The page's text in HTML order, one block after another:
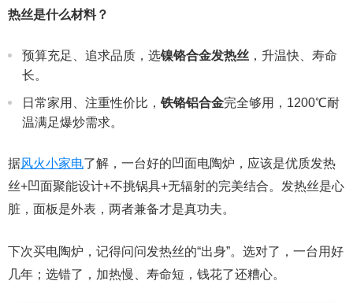
热丝是什么材料？
预算充足、追求品质，选镍铬合金发热丝 ，升温快、寿命
长。
日常家用、注重性价比， 铁铬铝合金完全够用，1200℃耐
温满足爆炒需求。
据风火小家电了解，一台好的凹面电陶炉，应该是优质发热
丝+凹面聚能设计+不挑锅具+无辐射的完美结合。发热丝是心
脏，面板是外表，两者兼备才是真功夫。
下次买电陶炉，记得问问发热丝的“出身”。选对了，一台用好
几年；选错了，加热慢、寿命短，钱花了还糟心。